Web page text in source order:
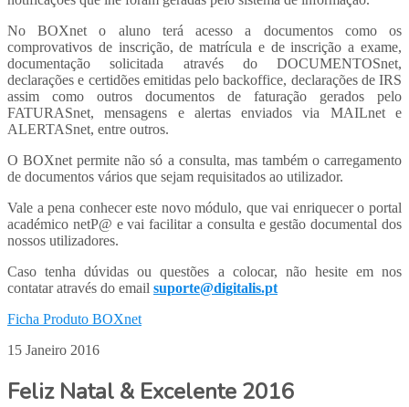
No BOXnet o aluno terá acesso a documentos como os
comprovativos de inscrição, de matrícula e de inscrição a exame,
documentação solicitada através do DOCUMENTOSnet,
declarações e certidões emitidas pelo backoffice, declarações de IRS
assim como outros documentos de faturação gerados pelo
FATURASnet, mensagens e alertas enviados via MAILnet e
ALERTASnet, entre outros.
O BOXnet permite não só a consulta, mas também o carregamento
de documentos vários que sejam requisitados ao utilizador.
Vale a pena conhecer este novo módulo, que vai enriquecer o portal
académico netP@ e vai facilitar a consulta e gestão documental dos
nossos utilizadores.
Caso tenha dúvidas ou questões a colocar, não hesite em nos
contatar através do email suporte@digitalis.pt
Ficha Produto BOXnet
15 Janeiro 2016
Feliz Natal & Excelente 2016